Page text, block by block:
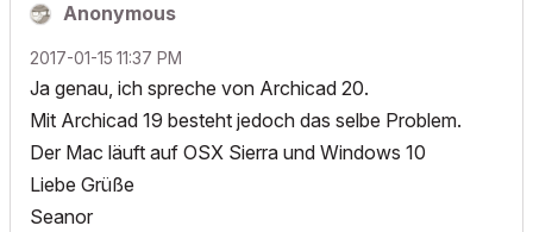
Anonymous
‎2017-01-15 11:37 PM
Ja genau, ich spreche von Archicad 20.
Mit Archicad 19 besteht jedoch das selbe Problem.
Der Mac läuft auf OSX Sierra und Windows 10
Liebe Grüße
Seanor